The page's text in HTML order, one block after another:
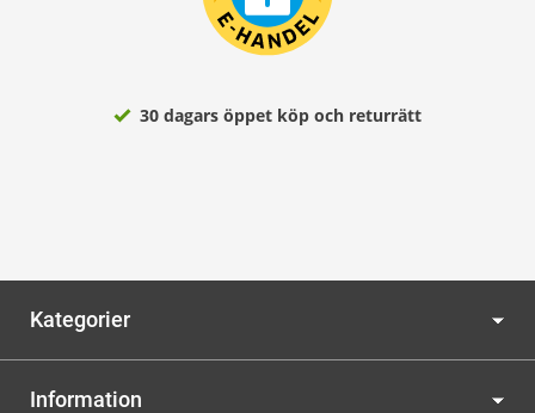
30 dagars öppet köp och returrätt
Kategorier
Information